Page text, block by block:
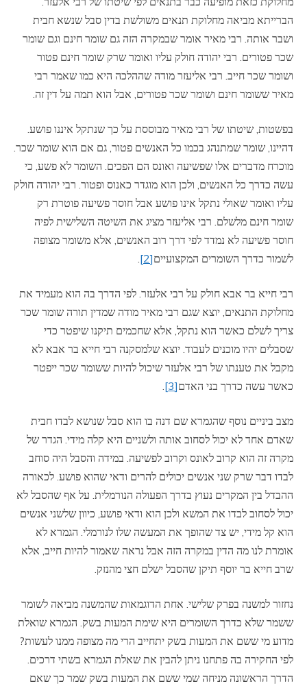
הברייתא מביאה מחלוקת תנאים משולשת בדין סבל שנשא חבית
ושבר אותה. רבי מאיר אומר שבמקרה הזה גם שומר חינם וגם שומר
שכר פטורים. רבי יהודה חולק עליו ואומר שרק שומר חינם פטור
ושומר שכר חייב. רבי אליעזר מודה שההלכה היא כמו שאמר רבי
מאיר ששומר חינם ושומר שכר פטורים, אבל הוא תמה על דין זה.
בפשטות, שיטתו של רבי מאיר מבוססת על כך שנתקל איננו פושע.
דהיינו, שומר שמתנהג בכמו כל האנשים פטור, גם אם הוא שומר שכר.
מוכרח מדברים אלו שפשיעה ואונס הם הפכים. השומר לא פשע, כי
עשה כדרך כל האנשים, ולכן הוא מוגדר כאנוס ופטור. רבי יהודה חולק
עליו ואומר שאולי נתקל אינו פושע אבל חוסר פשיעה פוטרת רק
שומר חינם מלשלם. רבי אליעזר מציג את השיטה השלישית לפיה
חוסר פשיעה לא נמדד לפי דרך רוב האנשים, אלא משומר מצופה
לשמור כדרך השומרים המקצועיים[2]
.
רבי חייא בר אבא חולק על רבי אלעזר. לפי הדרך בה הוא מעמיד את
מחלוקת התנאים, יוצא שגם רבי מאיר מודה שמדין תורה שומר שכר
צריך לשלם כאשר הוא נתקל, אלא שחכמים תיקנו שיפטר כדי
שסבלים יהיו מוכנים לעבוד. יוצא שלמסקנה רבי חייא בר אבא לא
מקבל את טענתו של רבי אלעזר שיכול להיות ששומר שכר ייפטר
כאשר עשה כדרך בני האדם[3]
.
מצב ביניים נוסף שהגמרא שם דנה בו הוא סבל שנושא לבדו חבית
שאדם אחד לא יכול לסחוב אותה ולשניים היא קלה מידי. הגדר של
מקרה זה הוא קרוב לאונס וקרוב לפשיעה. במידה והסבל היה סוחב
לבדו דבר שרק שני אנשים יכולים להרים ודאי שהוא פושע. לכאורה
ההבדל בין המקרים נעוץ בדרך הפעולה הנורמלית. על אף שהסבל לא
יכול לסחוב לבדו את המשא ולכן הוא ודאי פושע, כיוון שלשני אנשים
הוא קל מידי, יש צד שהופך את המעשה שלו לנורמלי. הגמרא לא
אומרת לנו מה הדין במקרה הזה אבל נראה שאמור להיות חייב, אלא
שרב חייא בר יוסף תיקן שהסבל ישלם חצי מהנזק.
נחזור למשנה בפרק שלישי. אחת הדוגמאות שהמשנה מביאה לשומר
ששמר שלא כדרך השומרים היא שימת המעות בשק. הגמרא שואלת
מדוע מי ששם את המעות בשק יתחייב הרי מה מצופה ממנו לעשות?
לפי החקירה בה פתחנו ניתן להבין את שאלת הגמרא בשתי דרכים.
הדרך הראשונה מניחה שמי ששם את המעות בשק שמר כך שאם